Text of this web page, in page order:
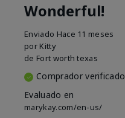
Wonderful!
Enviado Hace 11 meses
por Kitty
de Fort worth texas
Comprador verificado
Evaluado en
marykay.com/en-us/